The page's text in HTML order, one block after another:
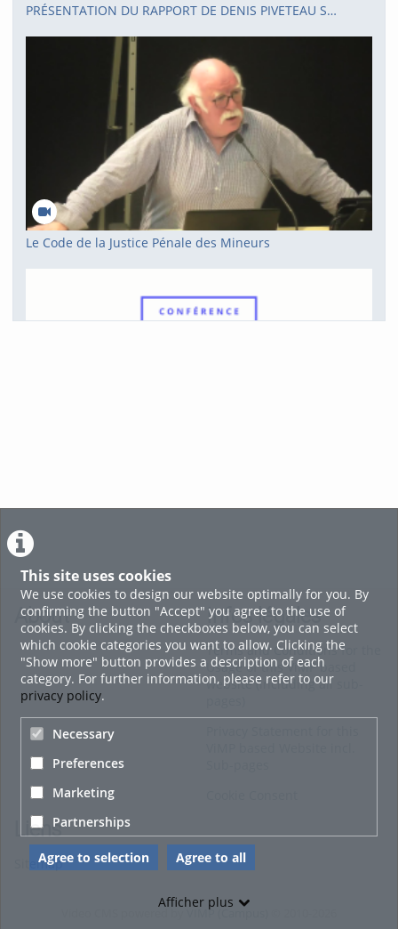
This site uses cookies
We use cookies to design our website optimally for you. By
confirming the button "Accept" you agree to the use of
cookies. By clicking the checkboxes below, you can select
which cookie categories you want to allow. Clicking the
"Show more" button provides a description of each
category. For further information, please refer to our
privacy policy.
Necessary
Preferences
Marketing
Partnerships
Agree to selection Agree to all
Afficher plus
PRÉSENTATION DU RAPPORT DE DENIS PIVETEAU SUR LA TRANSFORMATION DU SECTEUR SOCIAL ET MÉDICO-SOCIAL
Le Code de la Justice Pénale des Mineurs
voir tout
About Infos légales
Terms and Conditions for the
Usage of this ViMP based
website (including all sub-
Liens
Sitemap
VIMP (Campus)